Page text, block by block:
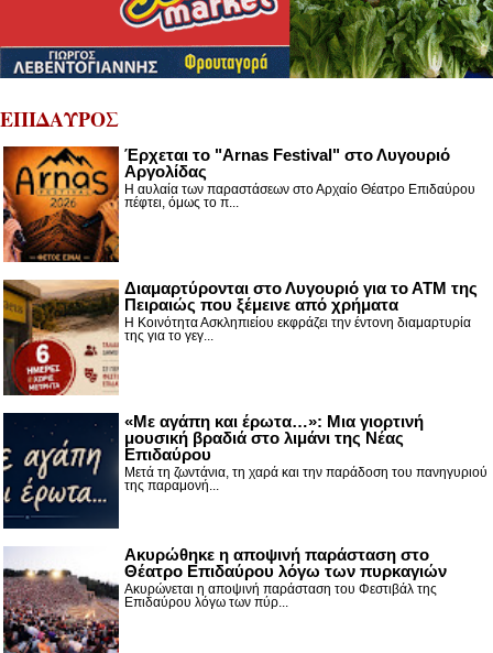
ΕΠΙΔΑΥΡΟΣ
Έρχεται το "Arnas Festival" στο Λυγουριό
Αργολίδας
Η αυλαία των παραστάσεων στο Αρχαίο Θέατρο Επιδαύρου
πέφτει, όμως το π...
Διαμαρτύρονται στο Λυγουριό για το ΑΤΜ της
Πειραιώς που ξέμεινε από χρήματα
Η Κοινότητα Ασκληπιείου εκφράζει την έντονη διαμαρτυρία
της για το γεγ...
«Με αγάπη και έρωτα…»: Μια γιορτινή
μουσική βραδιά στο λιμάνι της Νέας
Επιδαύρου
Μετά τη ζωντάνια, τη χαρά και την παράδοση του πανηγυριού
της παραμονή...
Ακυρώθηκε η αποψινή παράσταση στο
Θέατρο Επιδαύρου λόγω των πυρκαγιών
Ακυρώνεται η αποψινή παράσταση του Φεστιβάλ της
Επιδαύρου λόγω των πύρ...